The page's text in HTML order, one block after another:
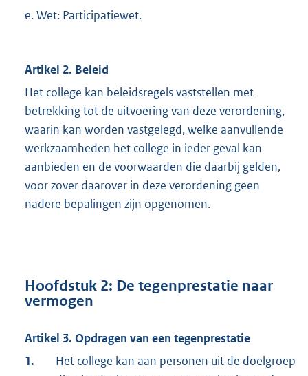
e. Wet: Participatiewet.
Artikel 2. Beleid
Het college kan beleidsregels vaststellen met
betrekking tot de uitvoering van deze verordening,
waarin kan worden vastgelegd, welke aanvullende
werkzaamheden het college in ieder geval kan
aanbieden en de voorwaarden die daarbij gelden,
voor zover daarover in deze verordening geen
nadere bepalingen zijn opgenomen.
Hoofdstuk 2: De tegenprestatie naar
vermogen
Artikel 3. Opdragen van een tegenprestatie
1.
Het college kan aan personen uit de doelgroep